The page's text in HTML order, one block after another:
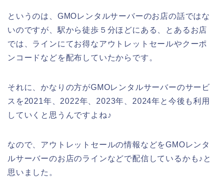
というのは、GMOレンタルサーバーのお店の話ではな
いのですが、駅から徒歩５分ほどにある、とあるお店
では、ラインにてお得なアウトレットセールやクーポ
ンコードなどを配布していたからです。
それに、かなりの方がGMOレンタルサーバーのサービ
スを2021年、2022年、2023年、2024年と今後も利用
していくと思うんですよね♪
なので、アウトレットセールの情報などをGMOレンタ
ルサーバーのお店のラインなどで配信しているかも♪と
思いました。